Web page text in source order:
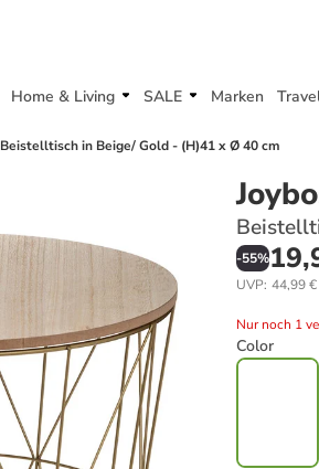
Home & Living SALE Marken
Beistelltisch in Beige/ Gold - (H)41 x Ø 40 cm
-55%
UVP: 44,99 €
Nur noch 1
Color